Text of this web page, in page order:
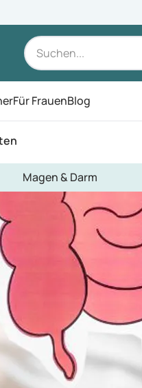
Menü
Für FrauenBlog
Magen & Darm